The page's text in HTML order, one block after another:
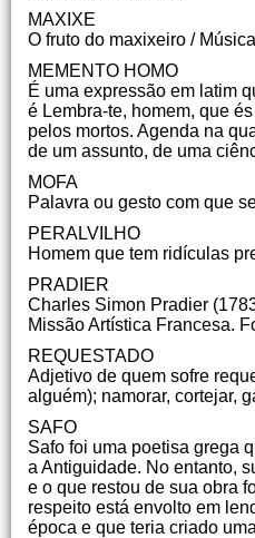
MAXIXE
O fruto do maxixeiro /
MEMENTO HOMO
É uma expressão em latim
é Lembra-te, homem, que
pelos mortos. Agenda na
de um assunto, de uma
MOFA
Palavra ou gesto com que
PERALVILHO
Homem que tem ridículas
PRADIER
Charles Simon Pradier
Missão Artística Francesa.
REQUESTADO
Adjetivo de quem sofre
alguém); namorar, cortejar,
SAFO
Safo foi uma poetisa grega
a Antiguidade. No entanto,
e o que restou de sua obra
respeito está envolto em
época e que teria criado